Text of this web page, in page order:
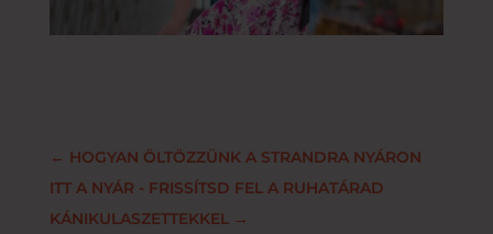
← HOGYAN ÖLTÖZZÜNK A STRANDRA NYÁRON
ITT A NYÁR - FRISSÍTSD FEL A RUHATÁRAD
KÁNIKULASZETTEKKEL→